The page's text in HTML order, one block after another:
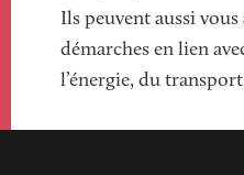
Ils peuvent aussi
démarches en lien
l’énergie, du